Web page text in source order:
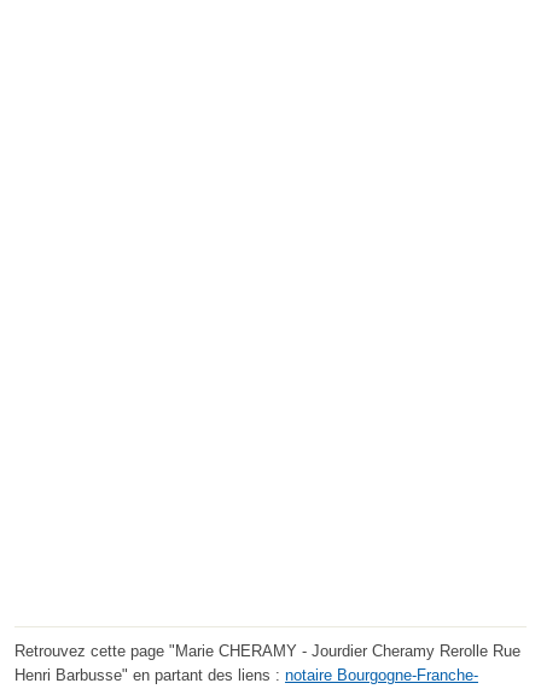
Retrouvez cette page "Marie CHERAMY - Jourdier Cheramy Rerolle Rue
Henri Barbusse" en partant des liens : notaire Bourgogne-Franche-